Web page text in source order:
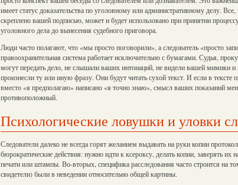
имеет статус доказательства по уголовному или административному делу.
скреплено вашей подписью, может и будет использовано при принятии
уголовного дела до вынесения судебного приговора.
Люди часто полагают, что «мы просто поговорили», а следователь «просто
правоохранительная система работает исключительно с бумагами. Судья,
могут передать дело, не слышали ваших интонаций, не видели вашей мимики и
произнесли ту или иную фразу. Они будут читать сухой текст. И если в тексте
вместо «я предполагаю» написано «я точно знаю», смысл ваших показаний
противоположный.
Психологические ловушки и уловки
Следователи далеко не всегда горят желанием выдавать на руки копии
бюрократические действия: нужно идти к ксероксу, делать копии, заверять их
печати или штампы. Во-вторых, специфика расследования часто строится на
свидетели) были в неведении относительно общей картины.